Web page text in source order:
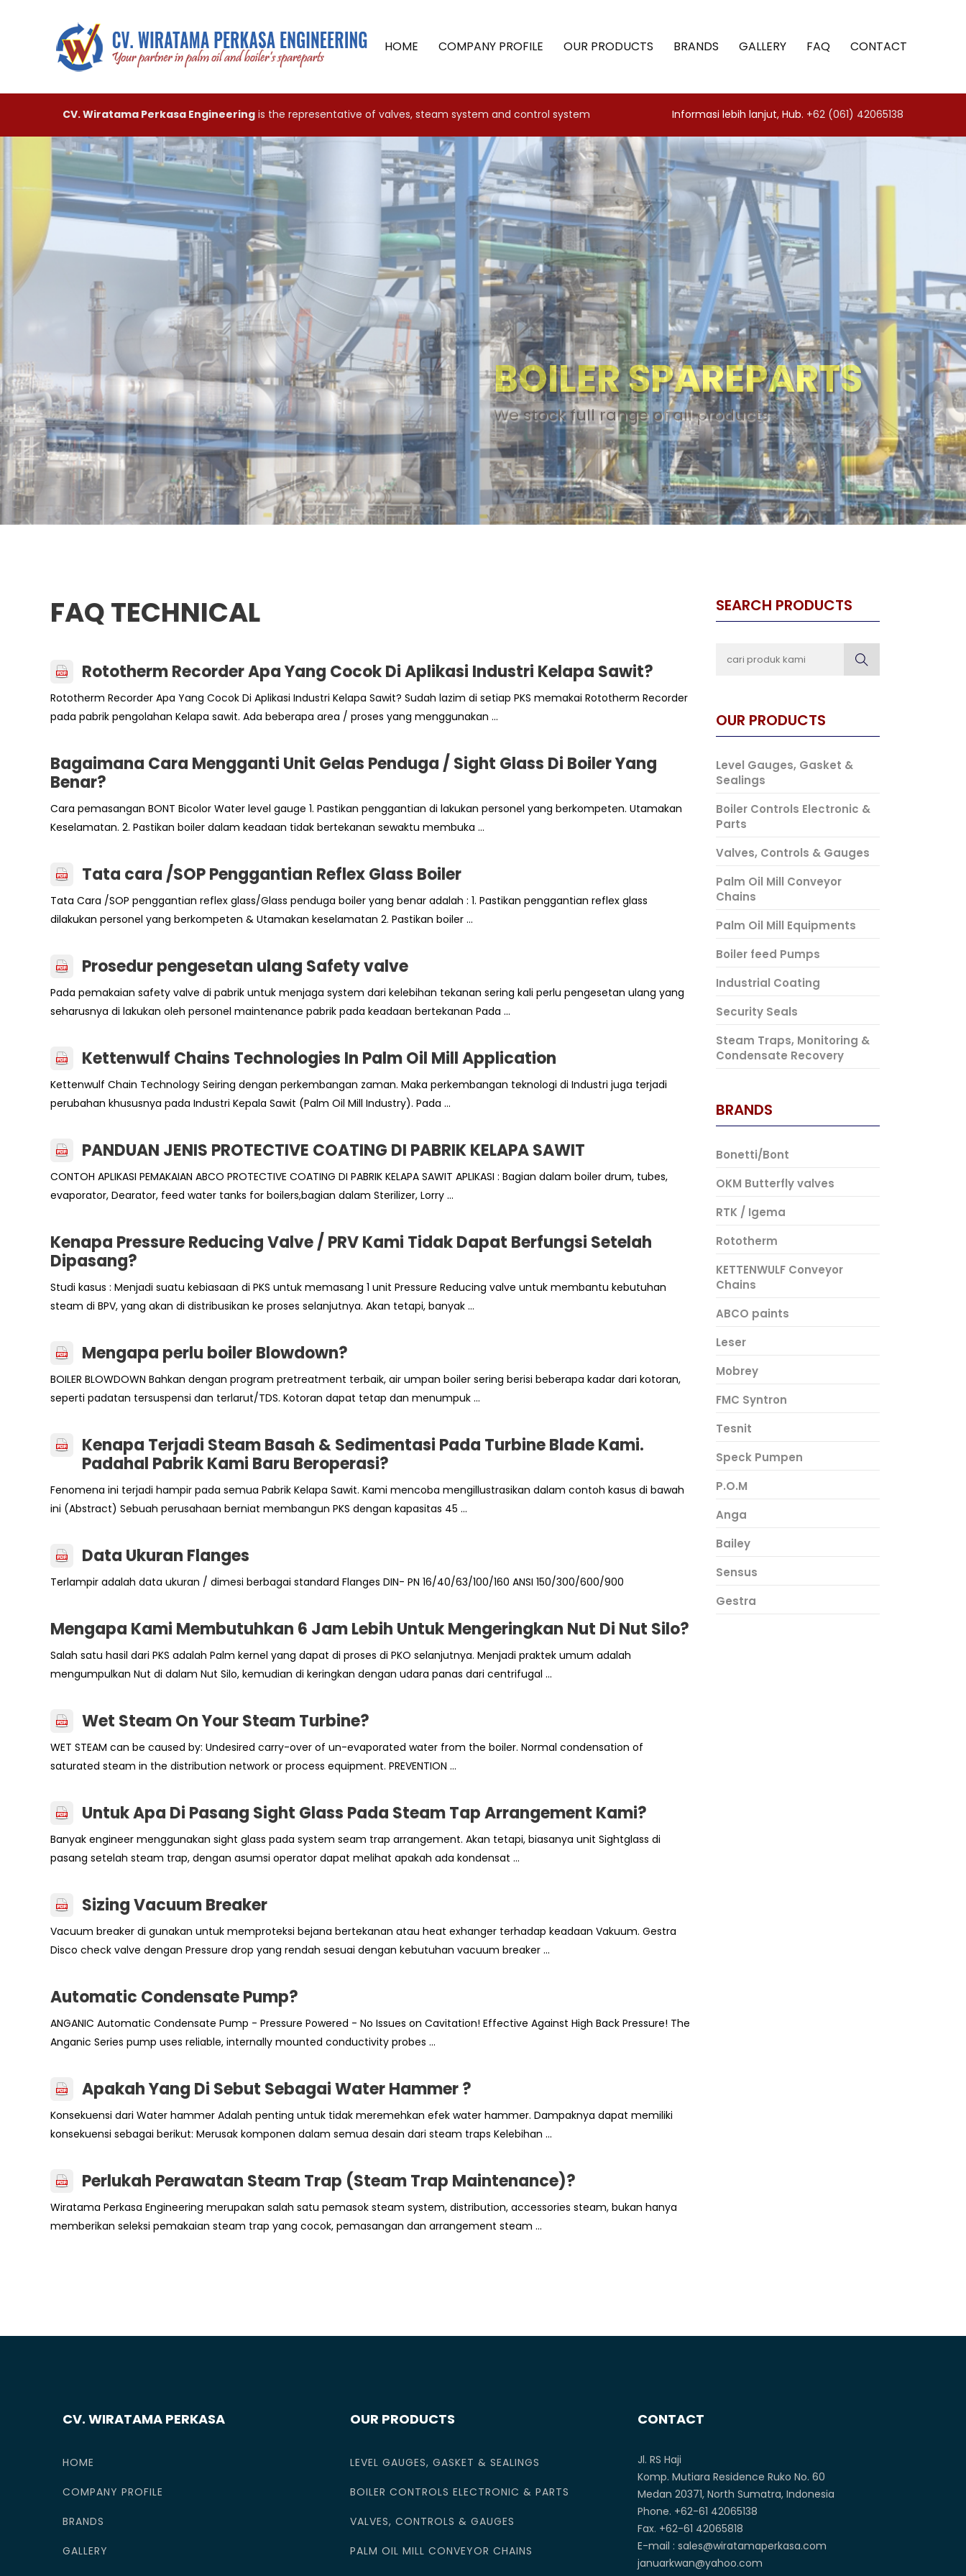
HOME COMPANY PROFILE OUR PRODUCTS BRANDS GALLERY FAQ CONTACT
CV. Wiratama Perkasa Engineering is the representative of valves, steam system and control system Informasi lebih lanjut, Hub. +62 (061) 42065138
PALM OIL
SPAREPARTS
We provide choices of boiler, steam system, and
Palm oil mill equipments
FAQ TECHNICAL
Rototherm Recorder Apa Yang Cocok Di Aplikasi Industri Kelapa Sawit?
Rototherm Recorder Apa Yang Cocok Di Aplikasi Industri Kelapa Sawit? Sudah lazim di setiap PKS memakai Rototherm Recorder
pada pabrik pengolahan Kelapa sawit. Ada beberapa area / proses yang menggunakan ...
Bagaimana Cara Mengganti Unit Gelas Penduga / Sight Glass Di Boiler Yang
Benar?
Cara pemasangan BONT Bicolor Water level gauge 1. Pastikan penggantian di lakukan personel yang berkompeten. Utamakan
Keselamatan. 2. Pastikan boiler dalam keadaan tidak bertekanan sewaktu membuka ...
Tata cara /SOP Penggantian Reflex Glass Boiler
Tata Cara /SOP penggantian reflex glass/Glass penduga boiler yang benar adalah : 1. Pastikan penggantian reflex glass
dilakukan personel yang berkompeten & Utamakan keselamatan 2. Pastikan boiler ...
Prosedur pengesetan ulang Safety valve
Pada pemakaian safety valve di pabrik untuk menjaga system dari kelebihan tekanan sering kali perlu pengesetan ulang yang
seharusnya di lakukan oleh personel maintenance pabrik pada keadaan bertekanan Pada ...
Kettenwulf Chains Technologies In Palm Oil Mill Application
Kettenwulf Chain Technology Seiring dengan perkembangan zaman. Maka perkembangan teknologi di Industri juga terjadi
perubahan khususnya pada Industri Kepala Sawit (Palm Oil Mill Industry). Pada ...
PANDUAN JENIS PROTECTIVE COATING DI PABRIK KELAPA SAWIT
CONTOH APLIKASI PEMAKAIAN ABCO PROTECTIVE COATING DI PABRIK KELAPA SAWIT APLIKASI : Bagian dalam boiler drum, tubes,
evaporator, Dearator, feed water tanks for boilers,bagian dalam Sterilizer, Lorry ...
Kenapa Pressure Reducing Valve / PRV Kami Tidak Dapat Berfungsi Setelah
Dipasang?
Studi kasus : Menjadi suatu kebiasaan di PKS untuk memasang 1 unit Pressure Reducing valve untuk membantu kebutuhan
steam di BPV, yang akan di distribusikan ke proses selanjutnya. Akan tetapi, banyak ...
Mengapa perlu boiler Blowdown?
BOILER BLOWDOWN Bahkan dengan program pretreatment terbaik, air umpan boiler sering berisi beberapa kadar dari kotoran,
seperti padatan tersuspensi dan terlarut/TDS. Kotoran dapat tetap dan menumpuk ...
Kenapa Terjadi Steam Basah & Sedimentasi Pada Turbine Blade Kami.
Padahal Pabrik Kami Baru Beroperasi?
Fenomena ini terjadi hampir pada semua Pabrik Kelapa Sawit. Kami mencoba mengillustrasikan dalam contoh kasus di bawah
ini (Abstract) Sebuah perusahaan berniat membangun PKS dengan kapasitas 45 ...
Data Ukuran Flanges
Terlampir adalah data ukuran / dimesi berbagai standard Flanges DIN- PN 16/40/63/100/160 ANSI 150/300/600/900
Mengapa Kami Membutuhkan 6 Jam Lebih Untuk Mengeringkan Nut Di Nut Silo?
Salah satu hasil dari PKS adalah Palm kernel yang dapat di proses di PKO selanjutnya. Menjadi praktek umum adalah
mengumpulkan Nut di dalam Nut Silo, kemudian di keringkan dengan udara panas dari centrifugal ...
Wet Steam On Your Steam Turbine?
WET STEAM can be caused by: Undesired carry-over of un-evaporated water from the boiler. Normal condensation of
saturated steam in the distribution network or process equipment. PREVENTION ...
Untuk Apa Di Pasang Sight Glass Pada Steam Tap Arrangement Kami?
Banyak engineer menggunakan sight glass pada system seam trap arrangement. Akan tetapi, biasanya unit Sightglass di
pasang setelah steam trap, dengan asumsi operator dapat melihat apakah ada kondensat ...
Sizing Vacuum Breaker
Vacuum breaker di gunakan untuk memproteksi bejana bertekanan atau heat exhanger terhadap keadaan Vakuum. Gestra
Disco check valve dengan Pressure drop yang rendah sesuai dengan kebutuhan vacuum breaker ...
Automatic Condensate Pump?
ANGANIC Automatic Condensate Pump - Pressure Powered - No Issues on Cavitation! Effective Against High Back Pressure! The
Anganic Series pump uses reliable, internally mounted conductivity probes ...
Apakah Yang Di Sebut Sebagai Water Hammer ?
Konsekuensi dari Water hammer Adalah penting untuk tidak meremehkan efek water hammer. Dampaknya dapat memiliki
konsekuensi sebagai berikut: Merusak komponen dalam semua desain dari steam traps Kelebihan ...
Perlukah Perawatan Steam Trap (Steam Trap Maintenance)?
Wiratama Perkasa Engineering merupakan salah satu pemasok steam system, distribution, accessories steam, bukan hanya
memberikan seleksi pemakaian steam trap yang cocok, pemasangan dan arrangement steam ...
SEARCH PRODUCTS
OUR PRODUCTS
Level Gauges, Gasket &
Sealings
Boiler Controls Electronic &
Parts
Valves, Controls & Gauges
Palm Oil Mill Conveyor
Chains
Palm Oil Mill Equipments
Boiler feed Pumps
Industrial Coating
Security Seals
Steam Traps, Monitoring &
Condensate Recovery
BRANDS
Bonetti/Bont
OKM Butterfly valves
RTK / Igema
Rototherm
KETTENWULF Conveyor
Chains
ABCO paints
Leser
Mobrey
FMC Syntron
Tesnit
Speck Pumpen
P.O.M
Anga
Bailey
Sensus
Gestra
CV. WIRATAMA PERKASA
HOME
COMPANY PROFILE
BRANDS
GALLERY
OUR PRODUCTS
LEVEL GAUGES, GASKET & SEALINGS
BOILER CONTROLS ELECTRONIC & PARTS
VALVES, CONTROLS & GAUGES
PALM OIL MILL CONVEYOR CHAINS
CONTACT
Jl. RS Haji
Komp. Mutiara Residence Ruko No. 60
Medan 20371, North Sumatra, Indonesia
Phone. +62-61 42065138
Fax. +62-61 42065818
E-mail : sales@wiratamaperkasa.com
januarkwan@yahoo.com